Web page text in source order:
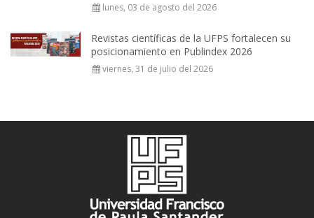
lunes, 03 de agosto del 2026
Revistas científicas de la UFPS fortalecen su
posicionamiento en Publindex 2026
viernes, 31 de julio del 2026